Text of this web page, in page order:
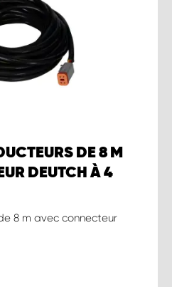
DE 8 M
DEUTCH À 4
8 m avec connecteur